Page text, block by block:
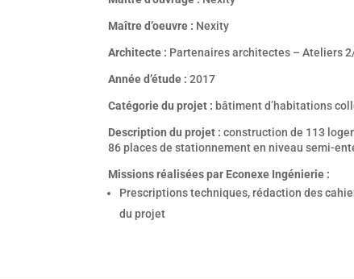
Maître d’oeuvre : Nexity
Architecte : Partenaires architectes – Ateliers
Année d’étude : 2017
Catégorie du projet : bâtiment d’habitations
Description du projet :construction de 113
86 places de stationnement en niveau semi-
Missions réalisées par Econexe Ingénierie :
Prescriptions techniques, rédaction des
du projet